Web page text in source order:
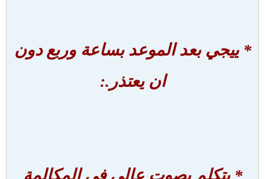
* ييجي بعد الموعد بساعة وربع دون
ان يعتذر.:
* يتكلم بصوت عالي في المكالمة